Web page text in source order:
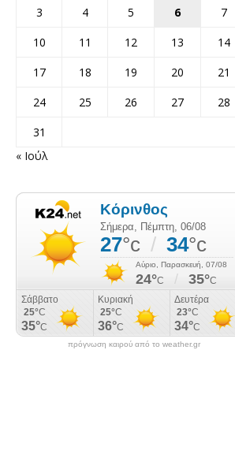
3
4 5 6 7
10
11 12 13 14
17
18 19 20 21
24
25 26 27 28
31
« Ιούλ
πρόγνωση καιρού από το weather.gr